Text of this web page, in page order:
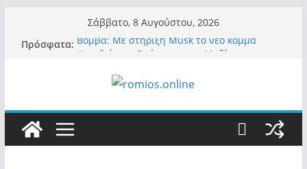
περιεχόμενο
Σάββατο, 8 Αυγούστου, 2026
Πρόσφατα: Βόμβα: Με στήριξη Musk το νέο κόμμα
εγκλήματά του στην πανδημία – Στην Ελλάδα
τον έκαναν μέλος της Ακαδημίας Αθηνών!
Οι ρυθμιστές – Σαμαράς και Κασιδιάρης θα